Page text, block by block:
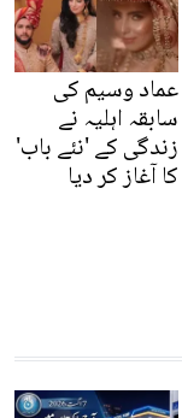
عماد وسیم کی
سابقہ اہلیہ نے
زندگی کے 'نئے باب'
کا آغاز کر دیا